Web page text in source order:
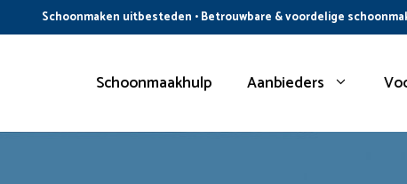
Schoonmaken uitbesteden • Betrouwbare & voordelige
Schoonmaakhulp Aanbieders